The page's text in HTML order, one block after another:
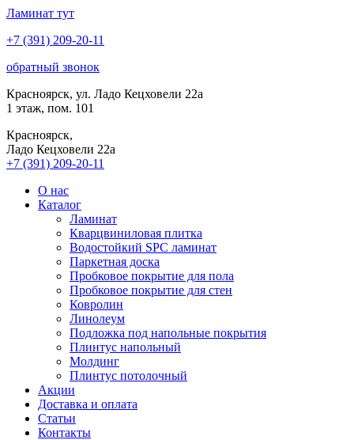
Ламинат тут
+7 (391) 209-20-11
обратный звонок
Красноярск, ул. Ладо Кецховели 22а
1 этаж, пом. 101
Красноярск,
Ладо Кецховели 22a
+7 (391) 209-20-11
О нас
Каталог
Ламинат
Кварцвиниловая плитка
Водостойкий SPC ламинат
Паркетная доска
Пробковое покрытие для пола
Пробковое покрытие для стен
Ковролин
Линолеум
Подложка под напольные покрытия
Плинтус напольный
Молдинг
Плинтус потолочный
Акции
Доставка и оплата
Cтатьи
Контакты